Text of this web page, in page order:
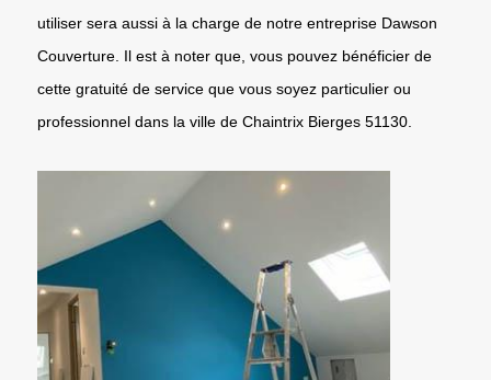
utiliser sera aussi à la charge de notre entreprise Dawson
Couverture. Il est à noter que, vous pouvez bénéficier de
cette gratuité de service que vous soyez particulier ou
professionnel dans la ville de Chaintrix Bierges 51130.